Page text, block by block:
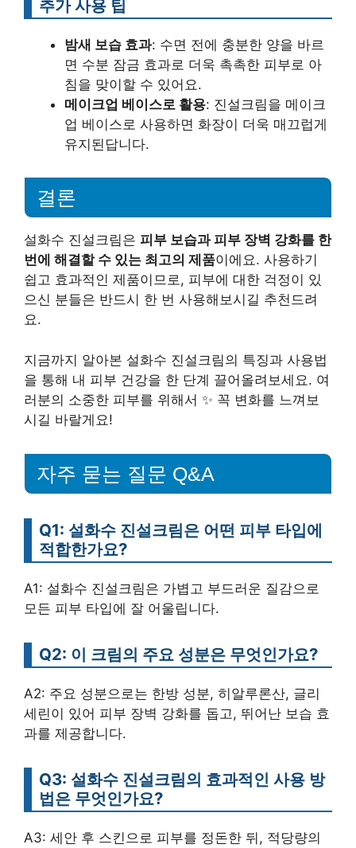
추가 사용 팁
밤새 보습 효과: 수면 전에 충분한 양을 바르
면 수분 잠금 효과로 더욱 촉촉한 피부로 아
침을 맞이할 수 있어요.
메이크업 베이스로 활용: 진설크림을 메이크
업 베이스로 사용하면 화장이 더욱 매끄럽게
유지된답니다.
결론
설화수 진설크림은 피부 보습과 피부 장벽 강화를 한
번에 해결할 수 있는 최고의 제품이에요. 사용하기
쉽고 효과적인 제품이므로, 피부에 대한 걱정이 있
으신 분들은 반드시 한 번 사용해보시길 추천드려
요.
지금까지 알아본 설화수 진설크림의 특징과 사용법
을 통해 내 피부 건강을 한 단계 끌어올려보세요. 여
러분의 소중한 피부를 위해서 ✨ 꼭 변화를 느껴보
시길 바랄게요!
자주 묻는 질문 Q&A
Q1: 설화수 진설크림은 어떤 피부 타입에
적합한가요?
A1: 설화수 진설크림은 가볍고 부드러운 질감으로
모든 피부 타입에 잘 어울립니다.
Q2: 이 크림의 주요 성분은 무엇인가요?
A2: 주요 성분으로는 한방 성분, 히알루론산, 글리
세린이 있어 피부 장벽 강화를 돕고, 뛰어난 보습 효
과를 제공합니다.
Q3: 설화수 진설크림의 효과적인 사용 방
법은 무엇인가요?
A3: 세안 후 스킨으로 피부를 정돈한 뒤, 적당량의